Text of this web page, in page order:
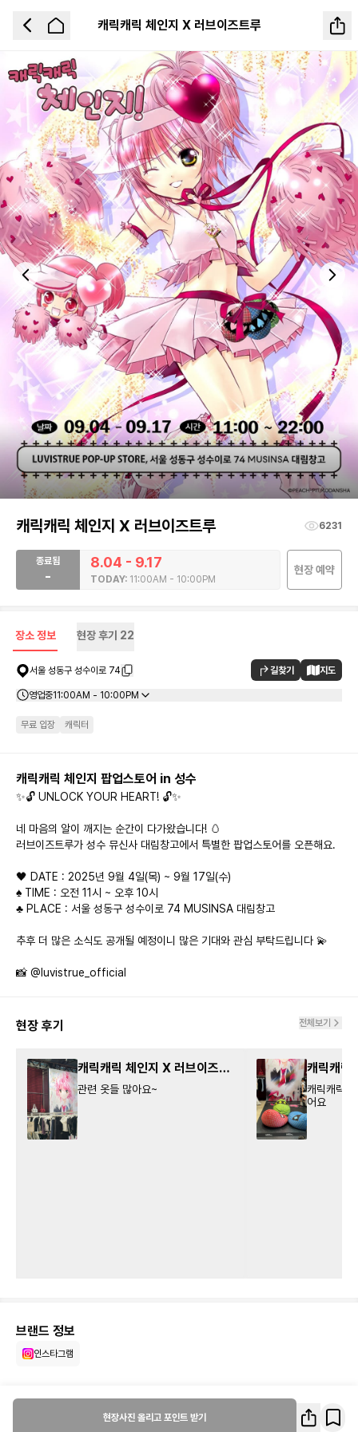
캐릭캐릭 체인지 X 러브이즈트루
Previous slide Next
캐릭캐릭 체인지 X 러브이즈트루 6231
종료됨
-
8.04 - 9.17
TODAY: 11:00AM - 10:00PM
현장 예약
장소 정보 현장 후기 22
서울 성동구 성수이로 74 길찾기 지도
영업중11:00AM - 10:00PM
무료 입장 캐릭터
캐릭캐릭 체인지 팝업스토어 in 성수
✨🔓 UNLOCK YOUR HEART! 🔓✨
네 마음의 알이 깨지는 순간이 다가왔습니다! 🥚
러브이즈트루가 성수 뮤신사 대림창고에서 특별한 팝업스토어를 오픈해요.
🖤 DATE : 2025년 9월 4일(목) ~ 9월 17일(수)
♠️ TIME : 오전 11시 ~ 오후 10시
♣️ PLACE : 서울 성동구 성수이로 74 MUSINSA 대림창고
추후 더 많은 소식도 공개될 예정이니 많은 기대와 관심 부탁드립니다 💫
📸 @luvistrue_official
현장 후기 전체보기
캐릭캐릭 체인지 X 러브이즈트
루
관련 옷들 많아요~
캐릭캐릭
루
캐릭캐릭
어요
브랜드 정보
인스타그램
현장사진 올리고 포인트 받기